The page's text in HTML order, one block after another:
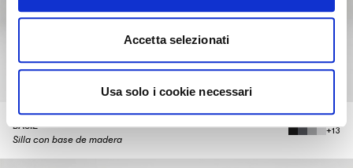
Accetta selezionati
Usa solo i cookie necessari
BASIL
Silla con base de madera
+13